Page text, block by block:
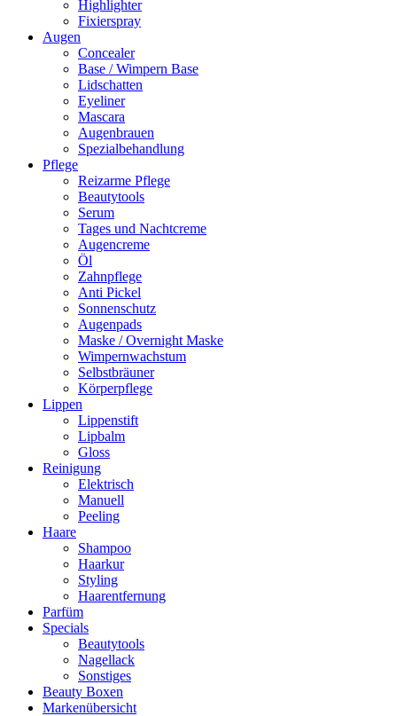
Highlighter
Fixierspray
Augen
Concealer
Base / Wimpern Base
Lidschatten
Eyeliner
Mascara
Augenbrauen
Spezialbehandlung
Pflege
Reizarme Pflege
Beautytools
Serum
Tages und Nachtcreme
Augencreme
Öl
Zahnpflege
Anti Pickel
Sonnenschutz
Augenpads
Maske / Overnight Maske
Wimpernwachstum
Selbstbräuner
Körperpflege
Lippen
Lippenstift
Lipbalm
Gloss
Reinigung
Elektrisch
Manuell
Peeling
Haare
Shampoo
Haarkur
Styling
Haarentfernung
Parfüm
Specials
Beautytools
Nagellack
Sonstiges
Beauty Boxen
Markenübersicht